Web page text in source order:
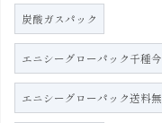
炭酸ガスパック
エニシーグローパック千種
エニシーグローパック送料